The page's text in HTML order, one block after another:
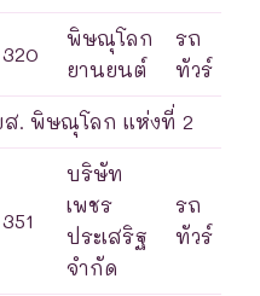
320
พิษณุโลก
ยานยนต์
รถ
ทัวร์
. พิษณุโลก แห่งที่ 2
351
บริษัท
เพชร
ประเสริฐ
จำกัด
รถ
ทัวร์